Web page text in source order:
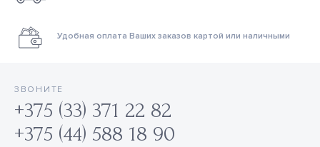
Удобная оплата Ваших заказов картой или наличными
ЗВОНИТЕ
+375 (33) 371 22 82
+375 (44) 588 18 90